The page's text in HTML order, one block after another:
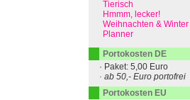
Tierisch
Hmmm, lecker!
Weihnachten & Winter
Planner
Portokosten DE
· Paket: 5,00 Euro
· ab 50,- Euro portofrei
Portokosten EU